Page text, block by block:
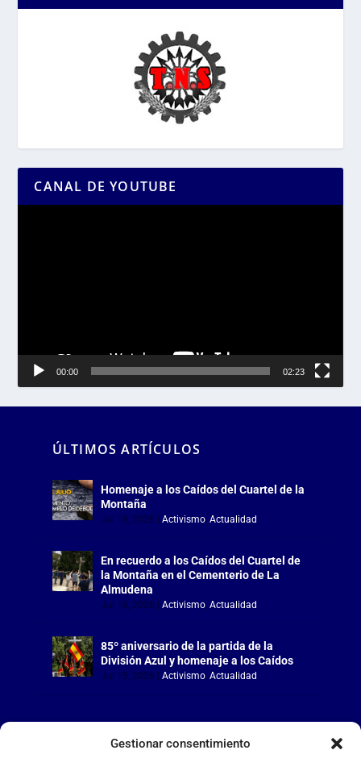
Gestionar consentimiento
CANAL DE YOUTUBE
00:00 02:23
ÚLTIMOS ARTÍCULOS
Homenaje a los Caídos del Cuartel de la
Montaña
Jul 18, 2026 Activismo, Actualidad
En recuerdo a los Caídos del Cuartel de
la Montaña en el Cementerio de La
Almudena
Jul 18, 2026 Activismo, Actualidad
85º aniversario de la partida de la
División Azul y homenaje a los Caídos
Jul 15, 2026 Activismo, Actualidad